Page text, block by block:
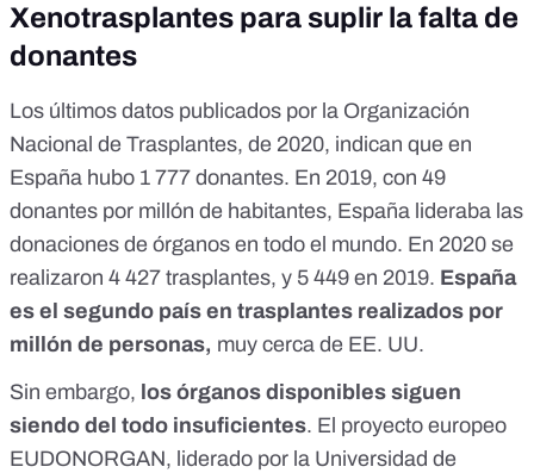
Xenotrasplantes para suplir la falta de
donantes
Los últimos datos publicados por la Organización
Nacional de Trasplantes, de 2020, indican que en
España hubo 1 777 donantes. En 2019, con 49
donantes por millón de habitantes, España lideraba las
donaciones de órganos en todo el mundo. En 2020 se
realizaron 4 427 trasplantes, y 5 449 en 2019. España
es el segundo país en trasplantes realizados por
millón de personas, muy cerca de EE. UU.
Sin embargo, los órganos disponibles siguen
siendo del todo insuficientes. El proyecto europeo
EUDONORGAN, liderado por la Universidad de